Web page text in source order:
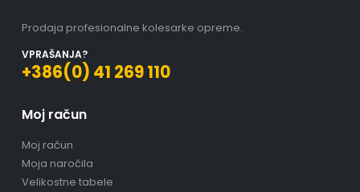
Prodaja profesionalne kolesarke opreme.
VPRAŠANJA?
+386(0) 41 269 110
Moj račun
Moj račun
Moja naročila
Velikostne tabele